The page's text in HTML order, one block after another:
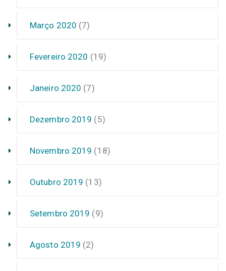
Março 2020 (7)
Fevereiro 2020 (19)
Janeiro 2020 (7)
Dezembro 2019 (5)
Novembro 2019 (18)
Outubro 2019 (13)
Setembro 2019 (9)
Agosto 2019 (2)